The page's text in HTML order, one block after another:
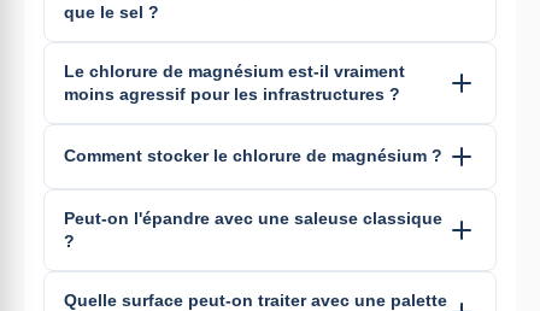
que le sel ?
Le chlorure de magnésium est-il vraiment
moins agressif pour les infrastructures ?
Comment stocker le chlorure de magnésium ?
Peut-on l'épandre avec une saleuse classique
?
Quelle surface peut-on traiter avec une palette